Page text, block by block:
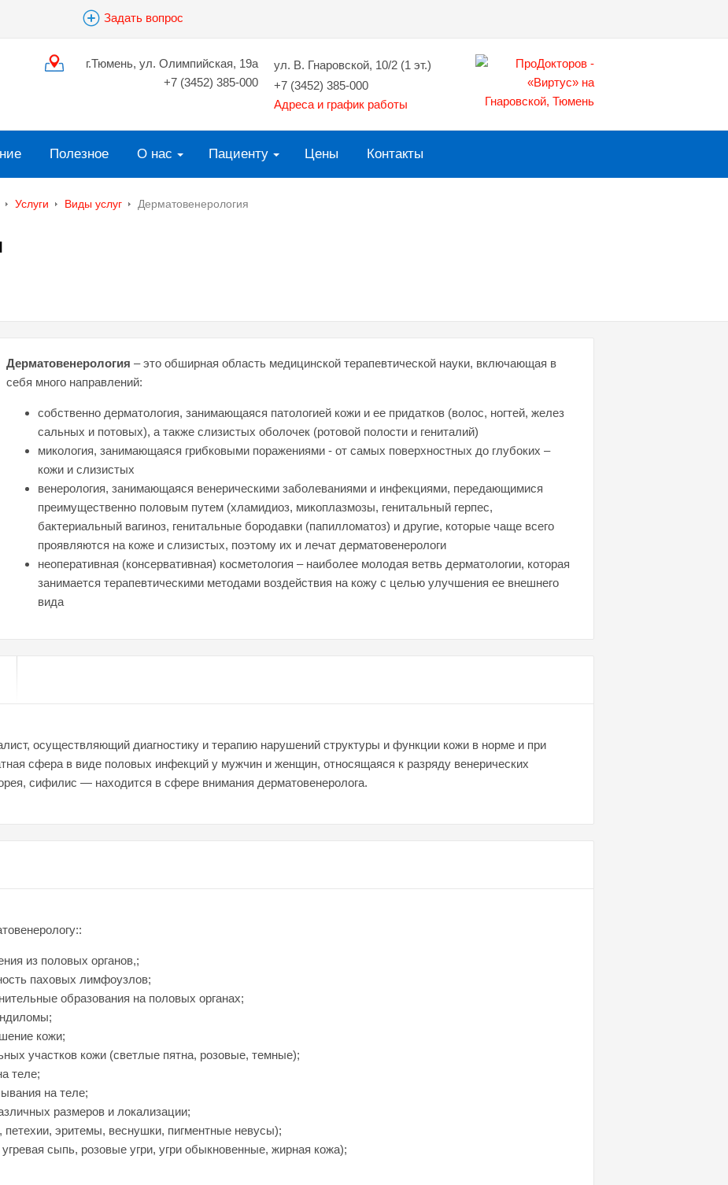
Задать вопрос
г.Тюмень, ул. Олимпийская, 19а
+7 (3452) 385-000
ул. В. Гнаровской, 10/2 (1 эт.)
+7 (3452) 385-000
Адреса и график работы
Полезное О нас Пациенту Цены Контакты
Услуги Виды услуг Дерматовенерология
Дерматовенерология – это обширная область медицинской терапевтической науки, включающая в
себя много направлений:
собственно дерматология, занимающаяся патологией кожи и ее придатков (волос, ногтей, желез
сальных и потовых), а также слизистых оболочек (ротовой полости и гениталий)
микология, занимающаяся грибковыми поражениями - от самых поверхностных до глубоких –
кожи и слизистых
венерология, занимающаяся венерическими заболеваниями и инфекциями, передающимися
преимущественно половым путем (хламидиоз, микоплазмозы, генитальный герпес,
бактериальный вагиноз, генитальные бородавки (папилломатоз) и другие, которые чаще всего
проявляются на коже и слизистых, поэтому их и лечат дерматовенерологи
неоперативная (консервативная) косметология – наиболее молодая ветвь дерматологии, которая
занимается терапевтическими методами воздействия на кожу с целью улучшения ее внешнего
вида
осуществляющий диагностику и терапию нарушений структуры и функции кожи в норме и при
сфера в виде половых инфекций у мужчин и женщин, относящаяся к разряду венерических
сифилис — находится в сфере внимания дерматовенеролога.
из половых органов,;
паховых лимфоузлов;
образования на половых органах;
кожи;
участков кожи (светлые пятна, розовые, темные);
теле;
на теле;
размеров и локализации;
эритемы, веснушки, пигментные невусы);
сыпь, розовые угри, угри обыкновенные, жирная кожа);